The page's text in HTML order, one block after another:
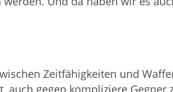
Zeitfähigkeiten und